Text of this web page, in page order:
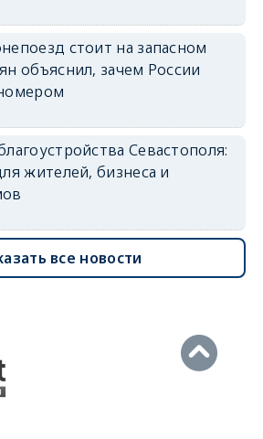
стоит на запасном
объяснил, зачем России
Севастополя:
жителей, бизнеса и
все новости